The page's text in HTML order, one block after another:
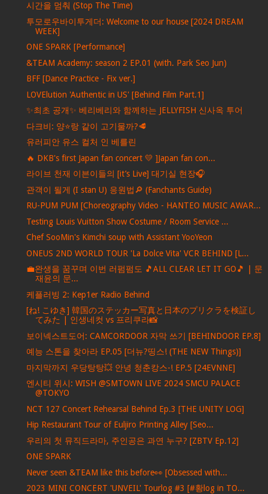
시간을 멈춰 (Stop The Time)
투모로우바이투게더: Welcome to our house [2024 DREAM
WEEK]
ONE SPARK [Performance]
&TEAM Academy: season 2 EP.01 (with. Park Seo Jun)
BFF [Dance Practice - Fix ver.]
LOVElution 'Authentic in US' [Behind Film Part.1]
✨최초 공개✨ 베리베리와 함께하는 JELLYFISH 신사옥 투어
다크비: 양⭐️랑 같이 고기물까?🥩
유러피안 유스 컬처 인 베를린
🔥 DKB's first Japan fan concert 💛 ]Japan fan con...
라이브 천재 이븐이들의 [it’s Live] 대기실 현장🎧
관객이 될게 (I stan U) 응원법🔎 (Fanchants Guide)
RU-PUM PUM [Choreography Video - HANTEO MUSIC AWAR...
Testing Louis Vuitton Show Costume / Room Service ...
Chef SooMin's Kimchi soup with Assistant YooYeon
ONEUS 2ND WORLD TOUR 'La Dolce Vita' VCR BEHIND [L...
💼완생을 꿈꾸며 이번 러펌펌도 🎵ALL CLEAR LET IT GO🎵 | 문
재윤의 문...
케플러빙 2: Kep1er Radio Behind
[ね! こゆき] 韓国のステッカー写真と日本のプリクラを検証し
てみた | 인생네컷 vs 프리쿠라📸
보이넥스트도어: CAMCORDOOR 자막 쓰기 [BEHINDOOR EP.8]
예능 스톤을 찾아라 EP.05 [더뉴?띵스! (THE NEW Things)]
마지막까지 우당탕탕💥 안녕 청춘캉스-! EP.5 [24EVNNE]
엔시티 위시: WISH @SMTOWN LIVE 2024 SMCU PALACE
@TOKYO
NCT 127 Concert Rehearsal Behind Ep.3 [THE UNITY LOG]
Hip Restaurant Tour of Euljiro Printing Alley [Seo...
우리의 첫 뮤직드라마, 주인공은 과연 누구? [ZBTV Ep.12]
ONE SPARK
Never seen &TEAM like this before👀 [Obsessed with...
2023 MINI CONCERT 'UNVEIL' Tourlog #3 [#황log in TO...